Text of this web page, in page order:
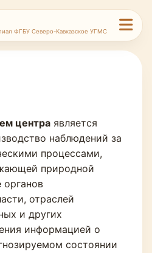
ФГБУ Северо-Кавказское УГМС
центра является
наблюдений за
процессами,
природной
органов
отраслей
и других
информацией о
состоянии